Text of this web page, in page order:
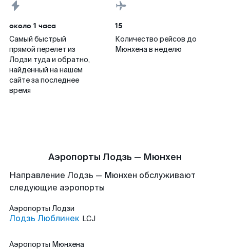
около 1 часа
Самый быстрый
прямой перелет из
Лодзи туда и обратно,
найденный на нашем
сайте за последнее
время
15
Количество рейсов до
Мюнхена в неделю
Аэропорты Лодзь — Мюнхен
Направление Лодзь — Мюнхен обслуживают
следующие аэропорты
Аэропорты Лодзи
Лодзь Люблинек LCJ
Аэропорты Мюнхена